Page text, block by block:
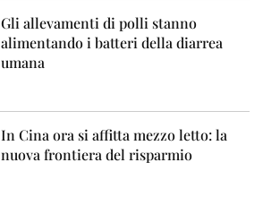
Gli allevamenti di polli stanno
alimentando i batteri della diarrea
umana
In Cina ora si affitta mezzo letto: la
nuova frontiera del risparmio